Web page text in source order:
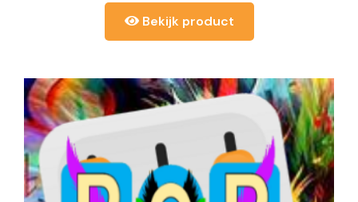
Bekijk product